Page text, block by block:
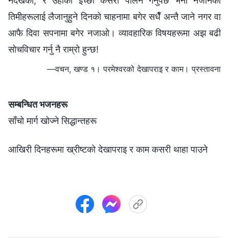
तिमीहरूलाई लैजानुहुने दिनको चाहनामा बगेर सधैँ अन्तै जाने नगर वा
आफै दिवा सपनामा बगेर नजाओ। व्यावहारिक विषयहरूमा अझ बढी
सोचविचार गर्नु नै राम्रो हुन्छ!
—वचन, खण्ड १। परमेश्‍वरको देखापराइ र काम। प्रस्तावना
सम्बन्धित भजनहरू
साँचो मार्ग खोज्ने सिद्धान्तहरू
आखिरी दिनहरूमा ख्रीष्टको देखापराइ र काम कसरी थाहा पाउने